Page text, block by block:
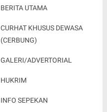
BERITA UTAMA
CURHAT KHUSUS DEWASA
(CERBUNG)
GALERI/ADVERTORIAL
HUKRIM
INFO SEPEKAN